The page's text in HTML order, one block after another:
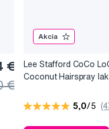
€
€
Akcia
Lee Stafford CoCo
Coconut Hairspray lak
5,0/5